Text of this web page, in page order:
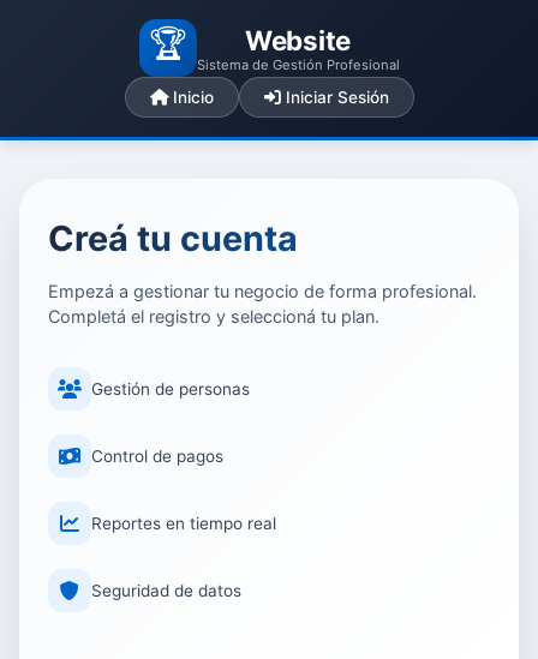
🏆 Website
Sistema de Gestión Profesional
Inicio Iniciar Sesión
Creá tu cuenta
Empezá a gestionar tu negocio de forma profesional.
Completá el registro y seleccioná tu plan.
Gestión de personas
Control de pagos
Reportes en tiempo real
Seguridad de datos